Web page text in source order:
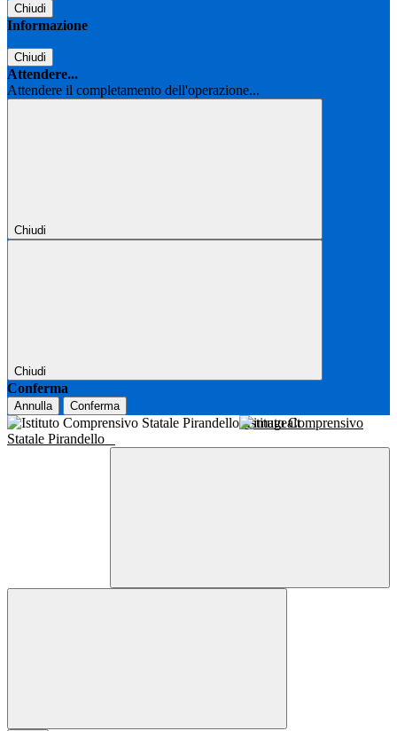
Chiudi
Informazione
Chiudi
Attendere...
Attendere il completamento dell'operazione...
Chiudi
Chiudi
Conferma
Annulla Conferma
Istituto Comprensivo
Statale Pirandello